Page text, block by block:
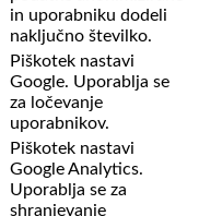
in uporabniku dodeli
naključno številko.
Piškotek nastavi
Google. Uporablja se
za ločevanje
uporabnikov.
Piškotek nastavi
Google Analytics.
Uporablja se za
shranjevanje